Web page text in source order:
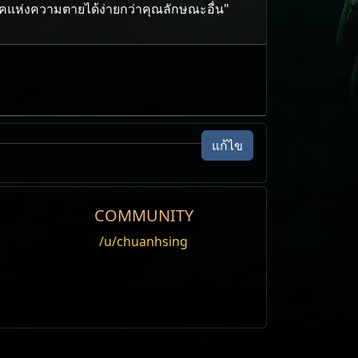
แห่ง​ความ​ตาย​ได้​ง่าย​กว่า​คุณลักษณะ​อื่น"
แก้ไข
COMMUNITY
/u/chuanhsing